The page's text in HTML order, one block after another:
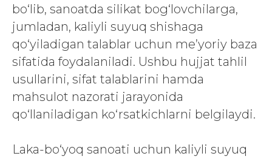
bo‘lib, sanoatda silikat bog‘lovchilarga,
jumladan, kaliyli suyuq shishaga
qo‘yiladigan talablar uchun me’yoriy baza
sifatida foydalaniladi. Ushbu hujjat tahlil
usullarini, sifat talablarini hamda
mahsulot nazorati jarayonida
qo‘llaniladigan ko‘rsatkichlarni belgilaydi.
Laka-bo‘yoq sanoati uchun kaliyli suyuq